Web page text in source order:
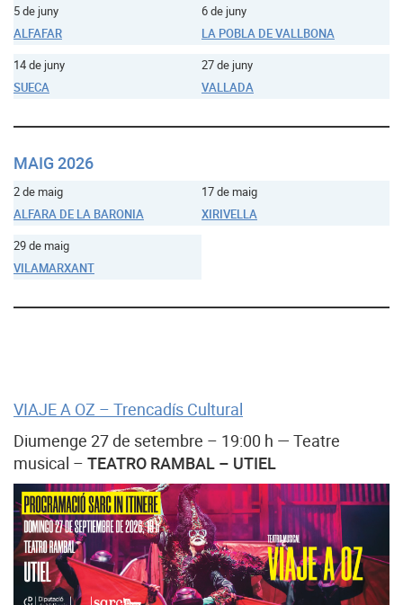
5 de juny
ALFAFAR
6 de juny
LA POBLA DE VALLBONA
14 de juny
SUECA
27 de juny
VALLADA
MAIG 2026
2 de maig
ALFARA DE LA BARONIA
17 de maig
XIRIVELLA
29 de maig
VILAMARXANT
VIAJE A OZ – Trencadís Cultural
Diumenge 27 de setembre – 19:00 h — Teatre
musical – TEATRO RAMBAL – UTIEL